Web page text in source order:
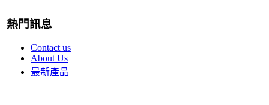
熱門訊息
Contact us
About Us
最新產品